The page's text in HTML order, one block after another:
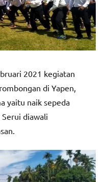
2021 kegiatan
di Yapen,
yaitu naik sepeda
diawali